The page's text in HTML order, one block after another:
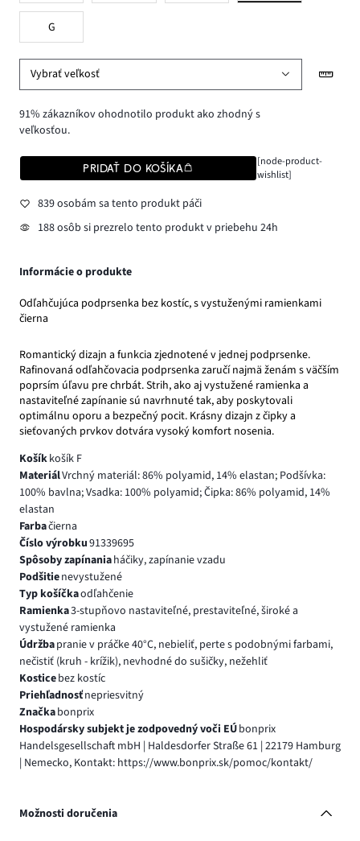
G
Vybrať veľkosť
91% zákazníkov ohodnotilo produkt ako zhodný s
veľkosťou.
PRIDAŤ DO KOŠÍKA
[node-product-
wishlist]
839 osobám sa tento produkt páči
188 osôb si prezrelo tento produkt v priebehu 24h
Informácie o produkte
Odľahčujúca podprsenka bez kostíc, s vystuženými ramienkami
čierna
Romantický dizajn a funkcia zjednotené v jednej podprsenke.
Rafinovaná odľahčovacia podprsenka zaručí najmä ženám s väčším
poprsím úľavu pre chrbát. Strih, ako aj vystužené ramienka a
nastaviteľné zapínanie sú navrhnuté tak, aby poskytovali
optimálnu oporu a bezpečný pocit. Krásny dizajn z čipky a
sieťovaných prvkov dotvára vysoký komfort nosenia.
Košíkkošík F
MateriálVrchný materiál: 86% polyamid, 14% elastan; Podšívka:
100% bavlna; Vsadka: 100% polyamid; Čipka: 86% polyamid, 14%
elastan
Farbačierna
Číslo výrobku91339695
Spôsoby zapínaniaháčiky, zapínanie vzadu
Podšitienevystužené
Typ košíčkaodľahčenie
Ramienka3-stupňovo nastaviteľné, prestaviteľné, široké a
vystužené ramienka
Údržbapranie v práčke 40°C, nebieliť, perte s podobnými farbami,
nečistiť (kruh - krížik), nevhodné do sušičky, nežehliť
Kosticebez kostíc
Priehľadnosťnepriesvitný
Značkabonprix
Hospodársky subjekt je zodpovedný voči EÚbonprix
Handelsgesellschaft mbH | Haldesdorfer Straße 61 | 22179 Hamburg
| Nemecko, Kontakt: https://www.bonprix.sk/pomoc/kontakt/
Možnosti doručenia